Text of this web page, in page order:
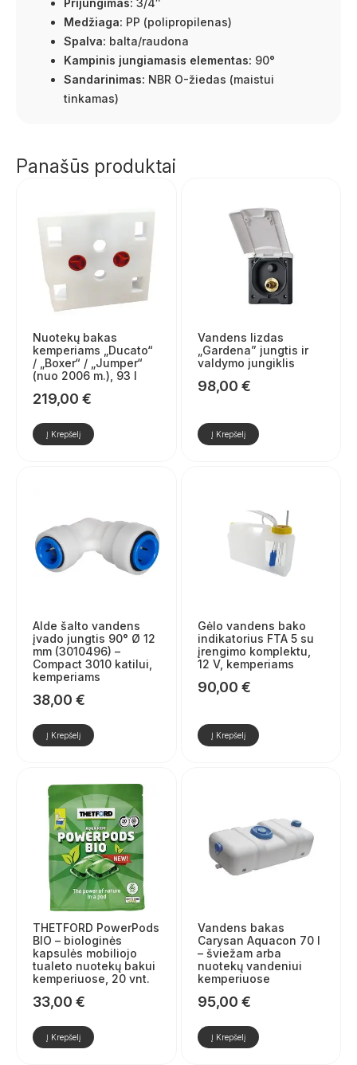
Medžiaga: PP (polipropilenas)
Spalva: balta/raudona
Kampinis jungiamasis elementas: 90°
Sandarinimas: NBR O-žiedas (maistui
tinkamas)
Panašūs produktai
Nuotekų bakas
kemperiams „Ducato“
/ „Boxer“ / „Jumper“
(nuo 2006 m.), 93 l
219,00 €
Į Krepšelį
Vandens lizdas
„Gardena” jungtis ir
valdymo jungiklis
98,00 €
Į Krepšelį
Alde šalto vandens
įvado jungtis 90° Ø 12
mm (3010496) –
Compact 3010 katilui,
kemperiams
38,00 €
Į Krepšelį
Gėlo vandens bako
indikatorius FTA 5 su
įrengimo komplektu,
12 V, kemperiams
90,00 €
Į Krepšelį
THETFORD PowerPods
BIO – biologinės
kapsulės mobiliojo
tualeto nuotekų bakui
kemperiuose, 20 vnt.
33,00 €
Į Krepšelį
Vandens bakas
Carysan Aquacon 70 l
– šviežam arba
nuotekų vandeniui
kemperiuose
95,00 €
Į Krepšelį